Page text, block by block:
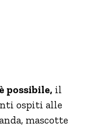
possibile, il
ospiti alle
mascotte